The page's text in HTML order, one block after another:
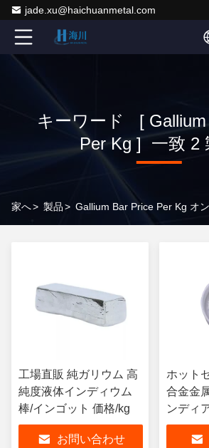
jade.xu@haichuanmetal.com
キーワード [ Gallium
Per Kg ] 一致 2
家へ> 製品> Gallium Bar Price Per Kg オ
工場直販 純ガリウム 高
純度液体インディウム
棒/インゴット 価格/kg
お問い合わせ
ホット
合金金
ンディ
ディア